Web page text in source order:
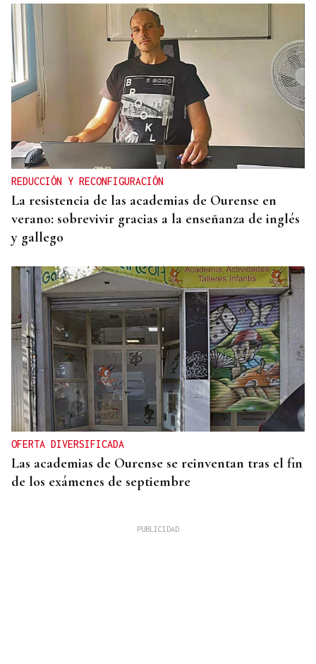
REDUCCIÓN Y RECONFIGURACIÓN
La resistencia de las academias de Ourense en
verano: sobrevivir gracias a la enseñanza de inglés
y gallego
OFERTA DIVERSIFICADA
Las academias de Ourense se reinventan tras el fin
de los exámenes de septiembre